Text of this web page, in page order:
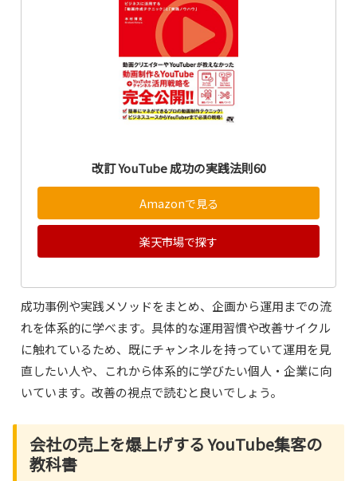
改訂 YouTube 成功の実践法則60
Amazonで見る
楽天市場で探す
成功事例や実践メソッドをまとめ、企画から運用までの流
れを体系的に学べます。具体的な運用習慣や改善サイクル
に触れているため、既にチャンネルを持っていて運用を見
直したい人や、これから体系的に学びたい個人・企業に向
いています。改善の視点で読むと良いでしょう。
会社の売上を爆上げする YouTube集客の
教科書